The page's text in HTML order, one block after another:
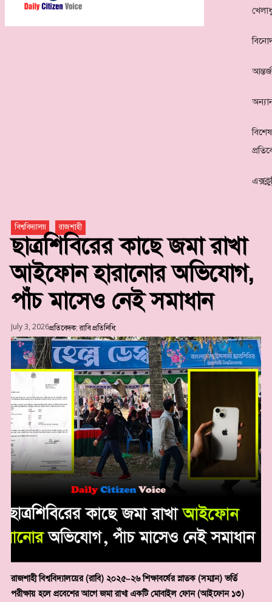
বিশেষ
বিশ্ববিদ্যালয় রাজশাহী
ছাত্রশিবিরের কাছে জমা রাখা
আইফোন হারানোর অভিযোগ,
পাঁচ মাসেও নেই সমাধান
July 3, 2026প্রতিবেদক:রাবি প্রতিনিধি:
রাজশাহী বিশ্ববিদ্যালয়ের (রাবি) ২০২৫–২৬ শিক্ষাবর্ষের স্নাতক (সম্মান) ভর্তি
পরীক্ষায় হলে প্রবেশের আগে জমা রাখা একটি মোবাইল ফোন (আইফোন ১৩)